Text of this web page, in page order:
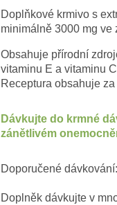
Doplňkové krmivo s
minimálně 3000 mg ve
Obsahuje přírodní
vitaminu E a vitaminu
Receptura obsahuje
Dávkujte do krmné
zánětlivém
Doporučené dávkování:
Doplněk dávkujte v